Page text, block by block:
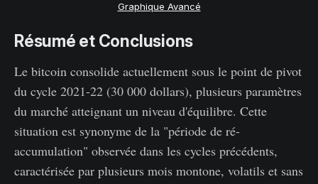
Graphique Avancé
Résumé et Conclusions
Le bitcoin consolide actuellement sous le point de pivot
du cycle 2021-22 (30 000 dollars), plusieurs paramètres
du marché atteignant un niveau d'équilibre. Cette
situation est synonyme de la "période de ré-
accumulation" observée dans les cycles précédents,
caractérisée par plusieurs mois montone, volatils et sans